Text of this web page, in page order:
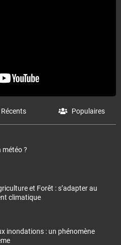
Récents Populaires
météo ?
et Forêt : s’adapter au
climatique
inondations : un phénomène